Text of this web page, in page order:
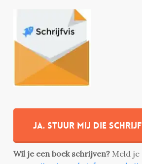
Ja. stuur mij die
Wil je een boek schrijven? Meld je